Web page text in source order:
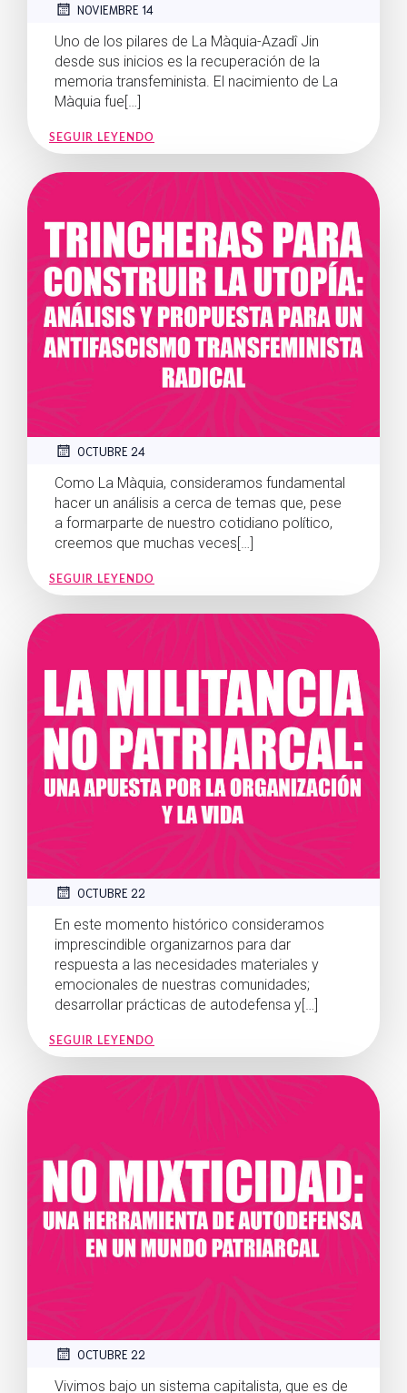
NOVIEMBRE 14
Uno de los pilares de La Màquia-Azadî Jin
desde sus inicios es la recuperación de la
memoria transfeminista. El nacimiento de La
Màquia fue[…]
SEGUIR LEYENDO
OCTUBRE 24
Como La Màquia, consideramos fundamental
hacer un análisis a cerca de temas que, pese
a formarparte de nuestro cotidiano político,
creemos que muchas veces[…]
SEGUIR LEYENDO
OCTUBRE 22
En este momento histórico consideramos
imprescindible organizarnos para dar
respuesta a las necesidades materiales y
emocionales de nuestras comunidades;
desarrollar prácticas de autodefensa y[…]
SEGUIR LEYENDO
OCTUBRE 22
Vivimos bajo un sistema capitalista, que es de